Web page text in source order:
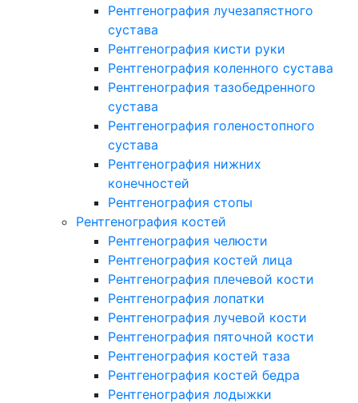
Рентгенография лучезапястного
сустава
Рентгенография кисти руки
Рентгенография коленного сустава
Рентгенография тазобедренного
сустава
Рентгенография голеностопного
сустава
Рентгенография нижних
конечностей
Рентгенография стопы
Рентгенография костей
Рентгенография челюсти
Рентгенография костей лица
Рентгенография плечевой кости
Рентгенография лопатки
Рентгенография лучевой кости
Рентгенография пяточной кости
Рентгенография костей таза
Рентгенография костей бедра
Рентгенография лодыжки